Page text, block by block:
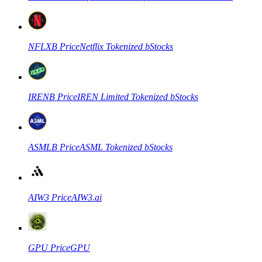
Futures met USDC als onderpand
Kopiëren Handel
Sluit je aan bij top traders
NFLXB PriceNetflix Tokenized bStocks
IRENB PriceIREN Limited Tokenized bStocks
ASMLB PriceASML Tokenized bStocks
AIW3 PriceAIW3.ai
GPUPriceGPU